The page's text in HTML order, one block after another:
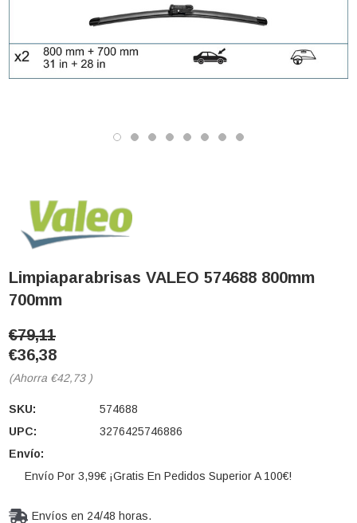
Limpiaparabrisas VALEO 574688 800mm
700mm
€79,11
€36,38
(Ahorra €42,73 )
SKU:
574688
UPC:
3276425746886
Envío:
Envío Por 3,99€ ¡Gratis En Pedidos Superior A 100€!
Envíos en 24/48 horas.